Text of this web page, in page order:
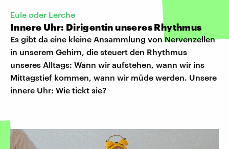
Eule oder Lerche
Innere Uhr: Dirigentin unseres Rhythmus
Es gibt da eine kleine Ansammlung von Nervenzellen
in unserem Gehirn, die steuert den Rhythmus
unseres Alltags: Wann wir aufstehen, wann wir ins
Mittagstief kommen, wann wir müde werden. Unsere
innere Uhr: Wie tickt sie?